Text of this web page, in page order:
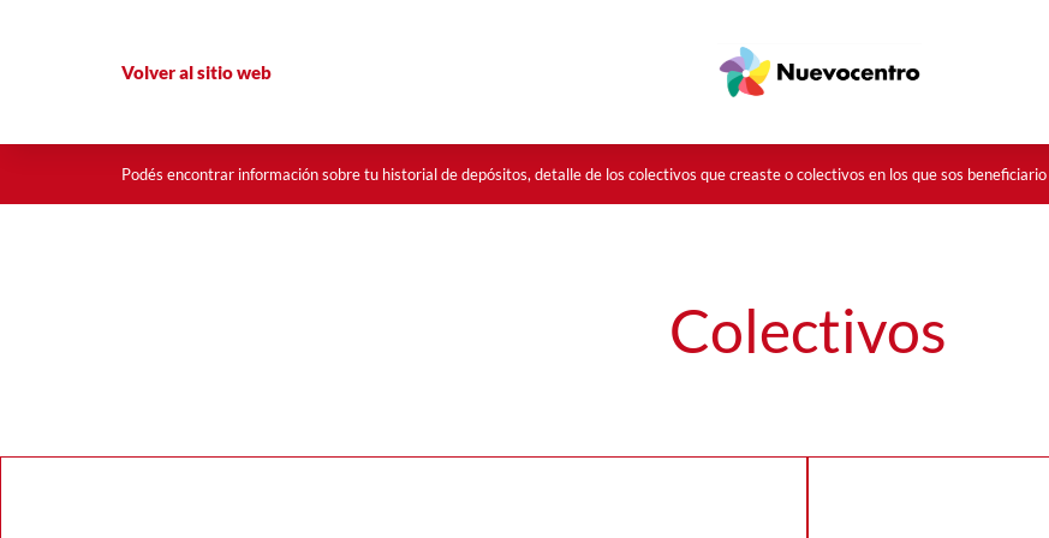
Volver al sitio web
Podés encontrar información sobre tu historial de depósitos, detalle de los colectivos que creaste o colectivos en los que sos beneficiario
Colectivos